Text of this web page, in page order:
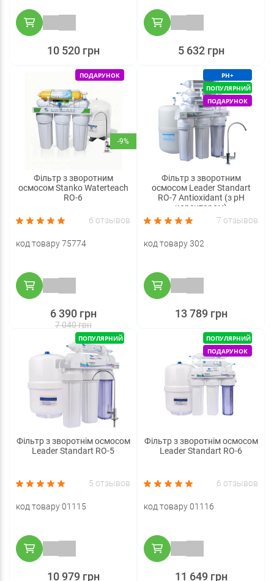
10 520 грн 5 632 грн
-9%
ПОДАРУНОК
Фільтр з зворотним
осмосом Stanko Waterteach
RO-6
6 отзывов
код товару 75774
7 040 грн
6 390 грн
PH+
ПОПУЛЯРНИЙ
ПОДАРУНОК
Фільтр з зворотним
осмосом Leader Standart
RO-7 Antioxidant (з pH
коректором)
7 отзывов
код товару 302
13 789 грн
ПОПУЛЯРНИЙ
Фільтр з зворотнім осмосом
Leader Standart RO-5
5 отзывов
код товару 01115
10 979 грн
ПОПУЛЯРНИЙ
ПОДАРУНОК
Фільтр з зворотнім осмосом
Leader Standart RO-6
6 отзывов
код товару 01116
11 649 грн